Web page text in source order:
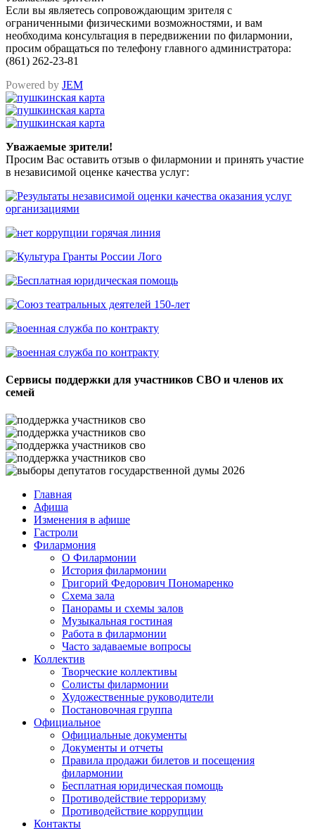
Если вы являетесь сопровождающим зрителя с
ограниченными физическими возможностями, и вам
необходима консультация в передвижении по филармонии,
просим обращаться по телефону главного администратора:
(861) 262-23-81
Powered by JEM
Уважаемые зрители!
Просим Вас оставить отзыв о филармонии и принять участие
в независимой оценке качества услуг:
Сервисы поддержки для участников СВО и членов их
семей
Главная
Афиша
Изменения в афише
Гастроли
Филармония
О Филармонии
История филармонии
Григорий Федорович Пономаренко
Схема зала
Панорамы и схемы залов
Музыкальная гостиная
Работа в филармонии
Часто задаваемые вопросы
Коллектив
Творческие коллективы
Солисты филармонии
Художественные руководители
Постановочная группа
Официальное
Официальные документы
Документы и отчеты
Правила продажи билетов и посещения
филармонии
Бесплатная юридическая помощь
Противодействие терроризму
Противодействие коррупции
Контакты